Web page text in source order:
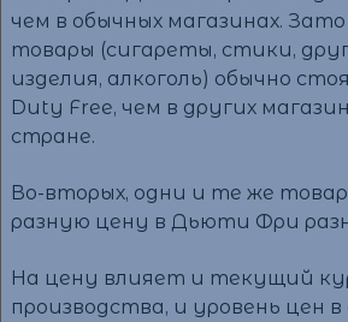
чем в обычных магазинах.
товары (сигареты, стики,
изделия, алкоголь) обычно
Duty Free, чем в других
стране.
Во-вторых, одни и те же
разную цену в Дьюти Фри
На цену влияет и текущий
производства, и уровень цен в